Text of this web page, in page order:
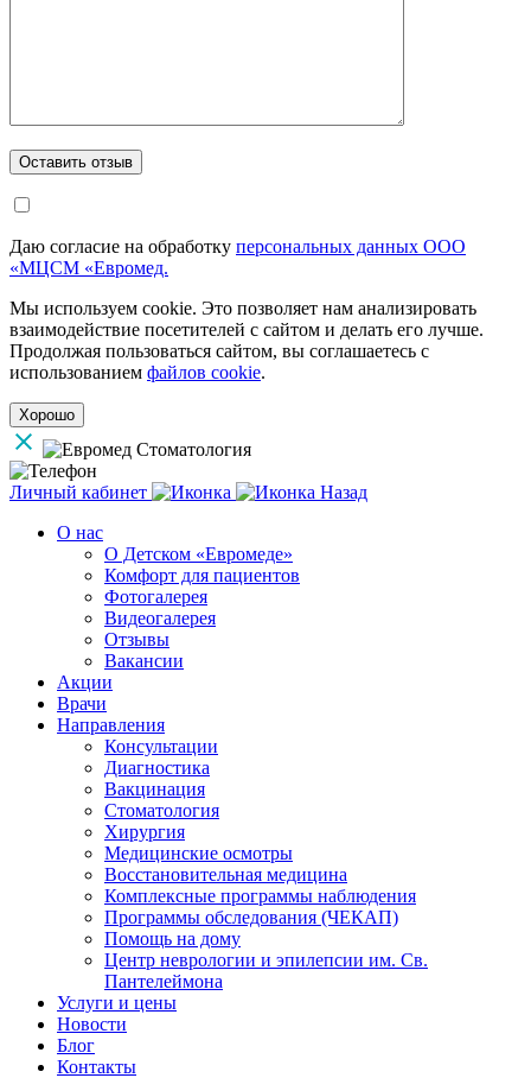
Даю согласие на обработку персональных данных ООО
«МЦСМ «Евромед.
Мы используем cookie. Это позволяет нам анализировать
взаимодействие посетителей с сайтом и делать его лучше.
Продолжая пользоваться сайтом, вы соглашаетесь с
использованием файлов cookie.
Хорошо
Личный кабинет
Назад
О нас
О Детском «Евромеде»
Комфорт для пациентов
Фотогалерея
Видеогалерея
Отзывы
Вакансии
Акции
Врачи
Направления
Консультации
Диагностика
Вакцинация
Стоматология
Хирургия
Медицинские осмотры
Восстановительная медицина
Комплексные программы наблюдения
Программы обследования (ЧЕКАП)
Помощь на дому
Центр неврологии и эпилепсии им. Св.
Пантелеймона
Услуги и цены
Новости
Блог
Контакты